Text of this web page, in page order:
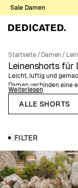
Sale Damen
Startseite /Damen /
Leinenshorts für
Leicht, luftig und
Damen verbinden eine
Tragegefühl von
Urlaubstage,
sorgen für ein
ein unkompliziertes
Weiterlesen
ALLE SHORTS
FILTER